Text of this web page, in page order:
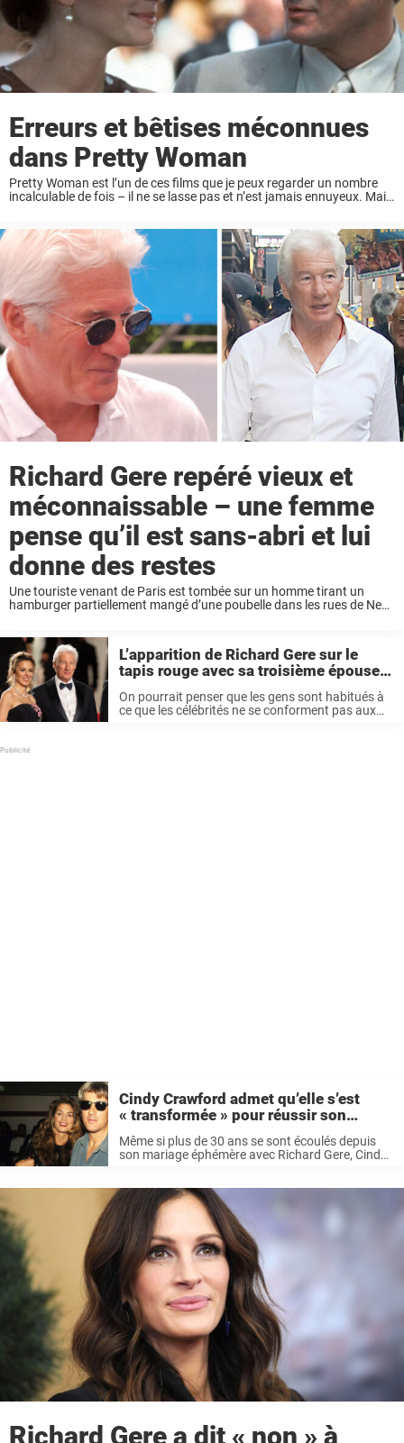
Erreurs et bêtises méconnues
dans Pretty Woman
Pretty Woman est l’un de ces films que je peux regarder un nombre
incalculable de fois – il ne se lasse pas et n’est jamais ennuyeux. Mais
Richard Gere repéré vieux et
méconnaissable – une femme
pense qu’il est sans-abri et lui
donne des restes
Une touriste venant de Paris est tombée sur un homme tirant un
hamburger partiellement mangé d’une poubelle dans les rues de New
L’apparition de Richard Gere sur le
tapis rouge avec sa troisième épouse
suscite de vives réactions – « On dirait
sa petite-fille »
On pourrait penser que les gens sont habitués à
ce que les célébrités ne se conforment pas aux
Cindy Crawford admet qu’elle s’est
« transformée » pour réussir son
mariage avec Richard Gere
Même si plus de 30 ans se sont écoulés depuis
son mariage éphémère avec Richard Gere, Cindy
la ...
Richard Gere a dit « non » à